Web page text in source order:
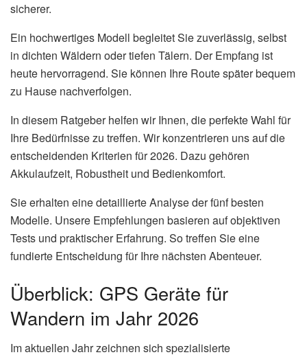
sicherer.
Ein hochwertiges Modell begleitet Sie zuverlässig, selbst
in dichten Wäldern oder tiefen Tälern. Der Empfang ist
heute hervorragend. Sie können Ihre Route später bequem
zu Hause nachverfolgen.
In diesem Ratgeber helfen wir Ihnen, die perfekte Wahl für
Ihre Bedürfnisse zu treffen. Wir konzentrieren uns auf die
entscheidenden Kriterien für 2026. Dazu gehören
Akkulaufzeit, Robustheit und Bedienkomfort.
Sie erhalten eine detaillierte Analyse der fünf besten
Modelle. Unsere Empfehlungen basieren auf objektiven
Tests und praktischer Erfahrung. So treffen Sie eine
fundierte Entscheidung für Ihre nächsten Abenteuer.
Überblick: GPS Geräte für
Wandern im Jahr 2026
Im aktuellen Jahr zeichnen sich spezialisierte